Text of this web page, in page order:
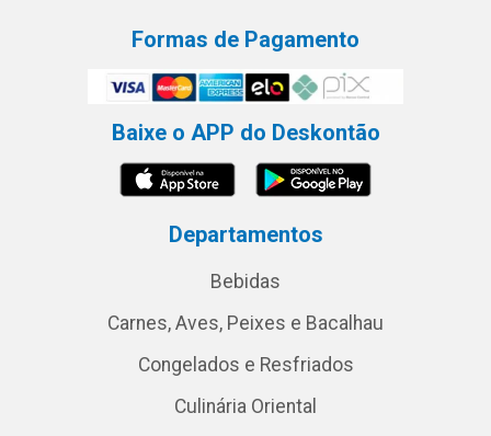
Formas de Pagamento
Baixe o APP do Deskontão
Departamentos
Bebidas
Carnes, Aves, Peixes e Bacalhau
Congelados e Resfriados
Culinária Oriental